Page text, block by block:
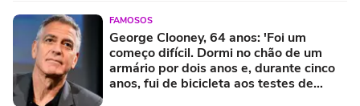
FAMOSOS
George Clooney, 64 anos: 'Foi um
começo difícil. Dormi no chão de um
armário por dois anos e, durante cinco
anos, fui de bicicleta aos testes de